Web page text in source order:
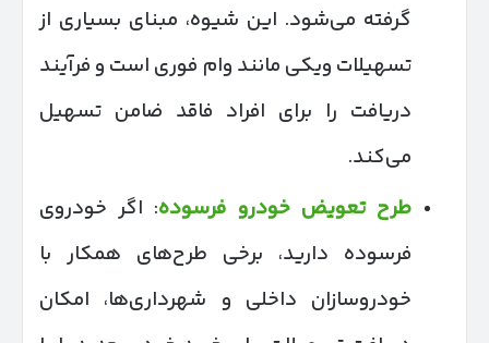
گرفته می‌شود. این شیوه، مبنای بسیاری از
تسهیلات ویکی مانند وام فوری است و فرآیند
دریافت را برای افراد فاقد ضامن تسهیل
می‌کند.
طرح تعویض خودرو فرسوده: اگر خودروی
فرسوده دارید، برخی طرح‌های همکار با
خودروسازان داخلی و شهرداری‌ها، امکان